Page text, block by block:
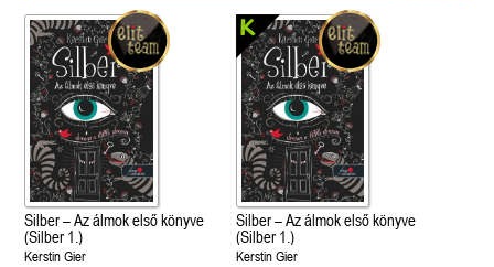
Silber – Az álmok első könyve
(Silber 1.)
Kerstin Gier
Silber – Az álmok első könyve
(Silber 1.)
Kerstin Gier